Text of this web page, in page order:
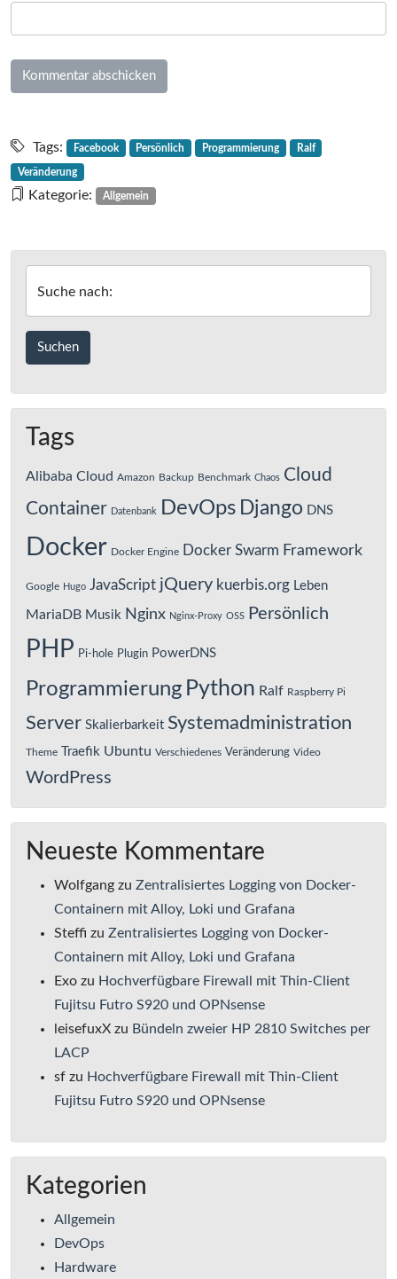
Tags: Facebook Persönlich Programmierung Ralf
Veränderung
Kategorie: Allgemein
Suche nach:
Tags
Alibaba Cloud Amazon Backup Benchmark Chaos Cloud
Container Datenbank DevOps Django DNS
Docker Docker Engine Docker Swarm Framework
Google Hugo JavaScript jQuery kuerbis.org Leben
MariaDB Musik Nginx Nginx-Proxy OSS Persönlich
PHP Pi-hole Plugin PowerDNS
Programmierung Python Ralf Raspberry Pi
Server Skalierbarkeit Systemadministration
Theme Traefik Ubuntu Verschiedenes Veränderung Video
WordPress
Neueste Kommentare
Wolfgang zu Zentralisiertes Logging von Docker-
Containern mit Alloy, Loki und Grafana
Steffi zu Zentralisiertes Logging von Docker-
Containern mit Alloy, Loki und Grafana
Exo zu Hochverfügbare Firewall mit Thin-Client
Fujitsu Futro S920 und OPNsense
leisefuxX zu Bündeln zweier HP 2810 Switches per
LACP
sf zu Hochverfügbare Firewall mit Thin-Client
Fujitsu Futro S920 und OPNsense
Kategorien
Allgemein
DevOps
Hardware